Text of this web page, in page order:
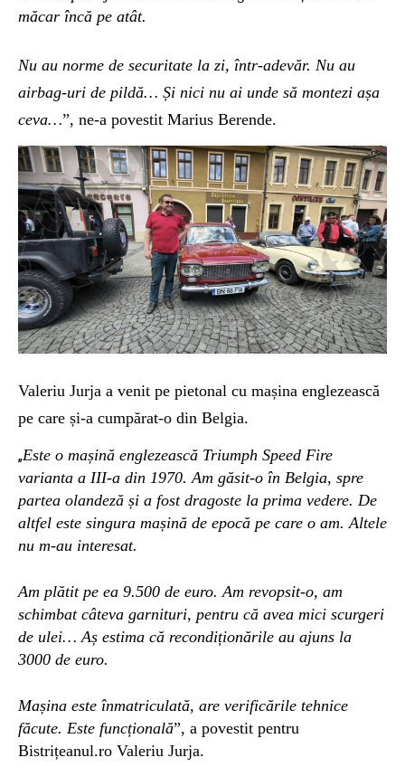
măcar încă pe atât.
Nu au norme de securitate la zi, într-adevăr. Nu au
airbag-uri de pildă… Și nici nu ai unde să montezi așa
ceva…”, ne-a povestit Marius Berende.
Valeriu Jurja a venit pe pietonal cu mașina englezească
pe care și-a cumpărat-o din Belgia.
„Este o mașină englezească Triumph Speed Fire
varianta a III-a din 1970. Am găsit-o în Belgia, spre
partea olandeză și a fost dragoste la prima vedere. De
altfel este singura mașină de epocă pe care o am. Altele
nu m-au interesat.
Am plătit pe ea 9.500 de euro. Am revopsit-o, am
schimbat câteva garnituri, pentru că avea mici scurgeri
de ulei… Aș estima că recondiționările au ajuns la
3000 de euro.
Mașina este înmatriculată, are verificările tehnice
făcute. Este funcțională”, a povestit pentru
Bistrițeanul.ro Valeriu Jurja.